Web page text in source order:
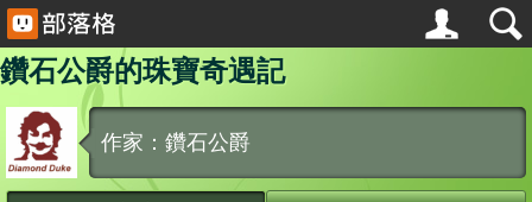
鑽石公爵的珠寶奇遇記
作家：鑽石公爵